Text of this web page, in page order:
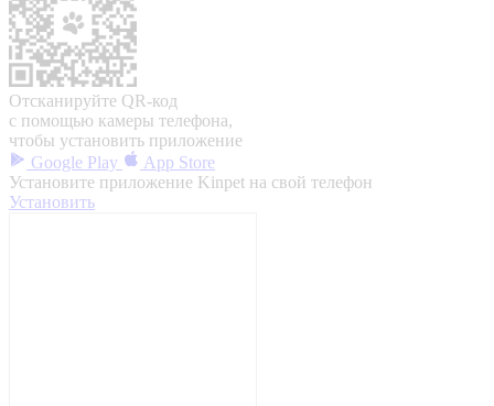
Отсканируйте QR-код
с помощью камеры телефона,
чтобы установить приложение
Google Play
App Store
Установите приложение Kinpet на свой телефон
Установить